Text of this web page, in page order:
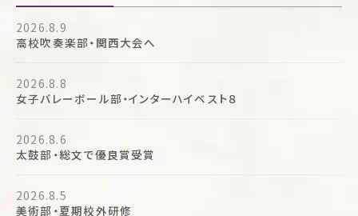
2026.8.9
高校吹奏楽部・関西大会へ
2026.8.8
女子バレーボール部・インターハイベスト８
2026.8.6
太鼓部・総文で優良賞受賞
2026.8.5
美術部・夏期校外研修